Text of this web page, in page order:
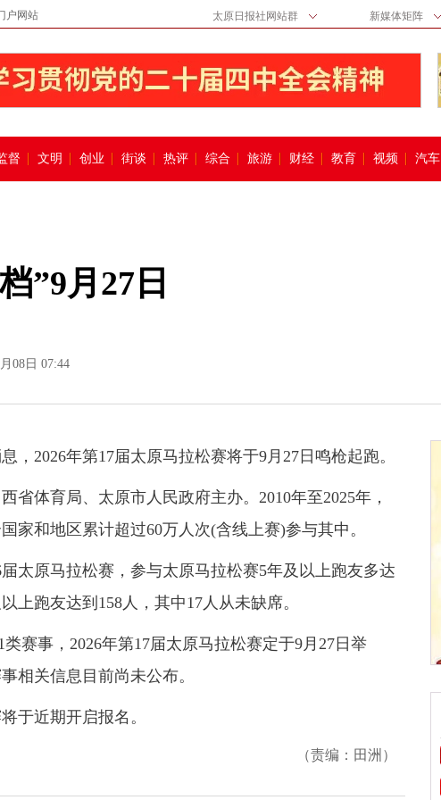
户网站 太原日报社网站群 新媒体矩阵
督 文明 创业 街谈 热评 综合 旅游 财经 教育 视频 汽车
”9月27日
08日 07:44
2026年第17届太原马拉松赛将于9月27日鸣枪起跑。
体育局、太原市人民政府主办。2010年至2025年，
家和地区累计超过60万人次(含线上赛)参与其中。
原马拉松赛，参与太原马拉松赛5年及以上跑友多达
上跑友达到158人，其中17人从未缺席。
事，2026年第17届太原马拉松赛定于9月27日举
相关信息目前尚未公布。
近期开启报名。
（责编：田洲）